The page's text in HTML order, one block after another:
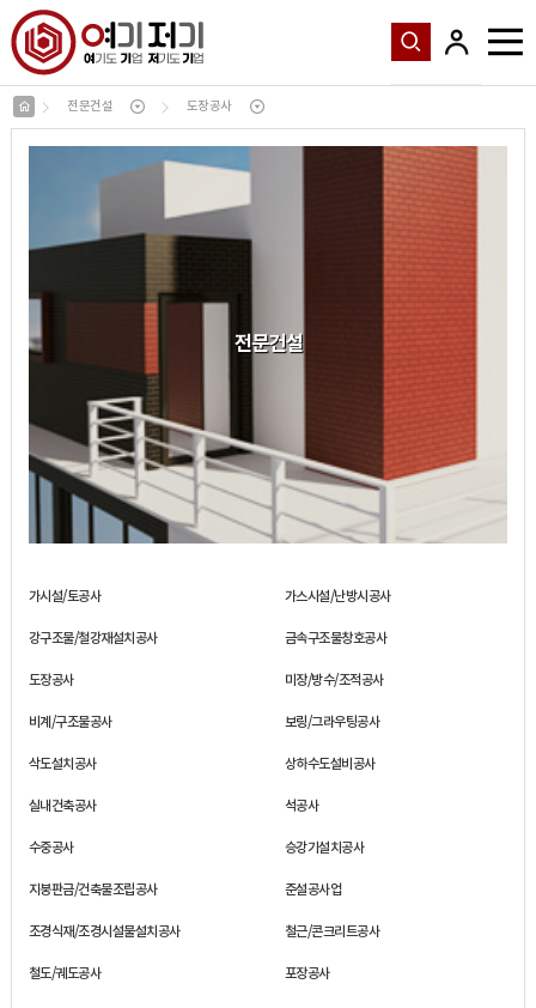
전문건설 도장공사
전문건설
가시설/토공사 가스시설/난방시공사
강구조물/철강재설치공사 금속구조물창호공사
도장공사 미장/방수/조적공사
비계/구조물공사 보링/그라우팅공사
삭도설치공사 상하수도설비공사
실내건축공사 석공사
수중공사 승강기설치공사
지붕판금/건축물조립공사 준설공사업
조경식재/조경시설물설치공사 철근/콘크리트공사
철도/궤도공사 포장공사